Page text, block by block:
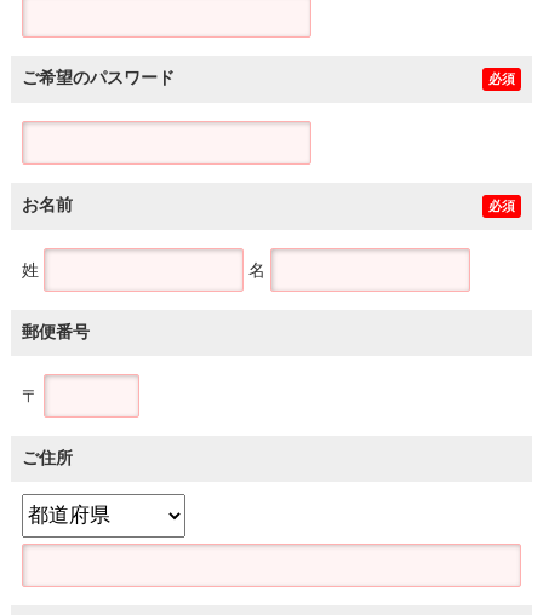
ご希望のパスワード 必須
お名前 必須
姓 名
郵便番号
〒
ご住所